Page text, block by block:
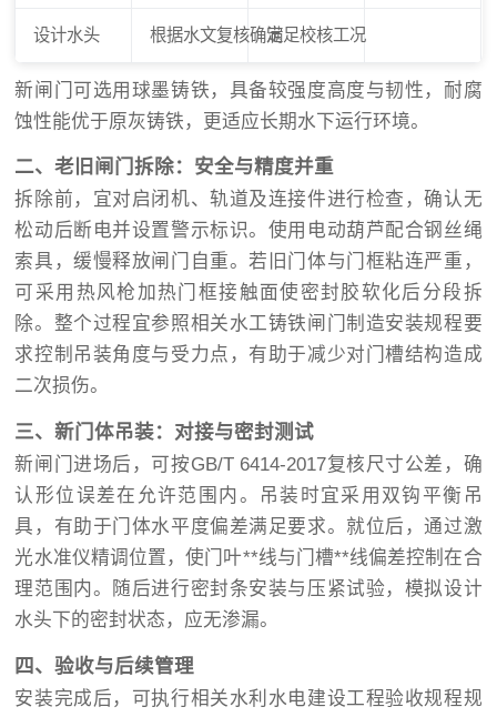
设计水头 根据水文复核确定满足校核工况
新闸门可选用球墨铸铁，具备较强度高度与韧性，耐腐
蚀性能优于原灰铸铁，更适应长期水下运行环境。
二、老旧闸门拆除：安全与精度并重
拆除前，宜对启闭机、轨道及连接件进行检查，确认无
松动后断电并设置警示标识。使用电动葫芦配合钢丝绳
索具，缓慢释放闸门自重。若旧门体与门框粘连严重，
可采用热风枪加热门框接触面使密封胶软化后分段拆
除。整个过程宜参照相关水工铸铁闸门制造安装规程要
求控制吊装角度与受力点，有助于减少对门槽结构造成
二次损伤。
三、新门体吊装：对接与密封测试
新闸门进场后，可按GB/T 6414-2017复核尺寸公差，确
认形位误差在允许范围内。吊装时宜采用双钩平衡吊
具，有助于门体水平度偏差满足要求。就位后，通过激
光水准仪精调位置，使门叶**线与门槽**线偏差控制在合
理范围内。随后进行密封条安装与压紧试验，模拟设计
水头下的密封状态，应无渗漏。
四、验收与后续管理
安装完成后，可执行相关水利水电建设工程验收规程规